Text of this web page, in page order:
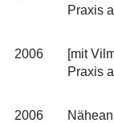
Praxis
2006
[mit
Praxis
2006